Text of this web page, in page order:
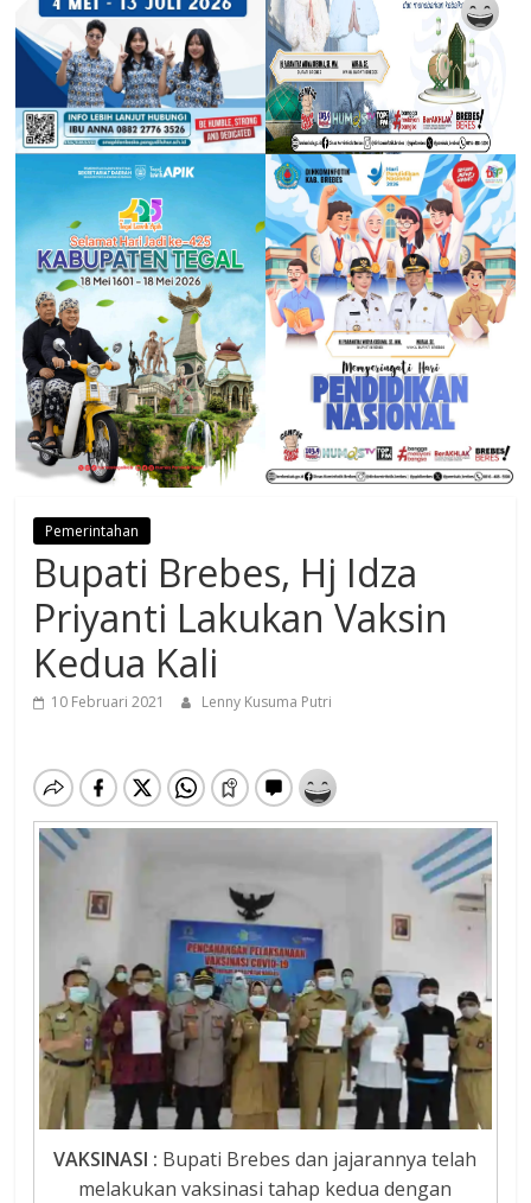
Pemerintahan
Bupati Brebes, Hj Idza
Priyanti Lakukan Vaksin
Kedua Kali
10 Februari 2021 Lenny Kusuma Putri
VAKSINASI : Bupati Brebes dan jajarannya telah
melakukan vaksinasi tahap kedua dengan